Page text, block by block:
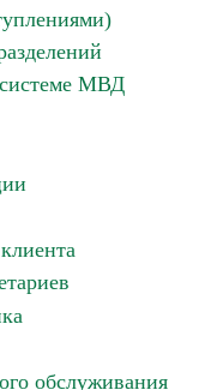
системе МВД
обслуживания